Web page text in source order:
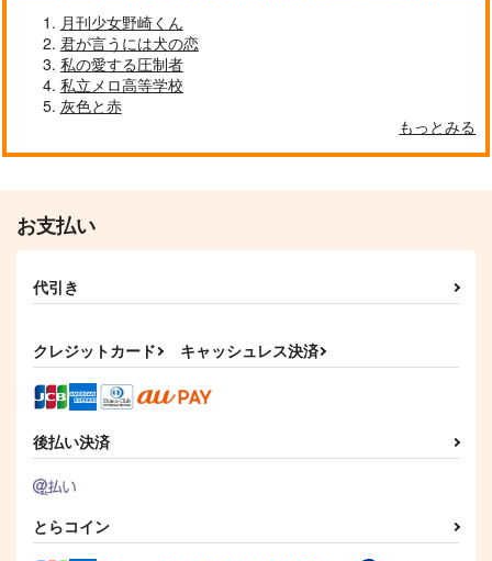
月刊少女野崎くん
君が言うには犬の恋
私の愛する圧制者
私立メロ高等学校
灰色と赤
もっとみる
お支払い
代引き
クレジットカード キャッシュレス決済
後払い決済
とらコイン